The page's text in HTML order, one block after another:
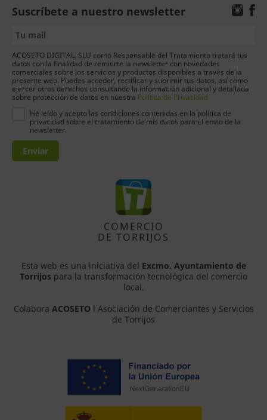
Suscríbete a nuestro newsletter
ACOSETO DIGITAL, SLU como Responsable del Tratamiento tratará tus
datos con la finalidad de remitirte la newsletter con novedades
comerciales sobre los servicios y productos disponibles a través de la
presente web. Puedes acceder, rectificar y suprimir tus datos, así como
ejercer otros derechos consultando la información adicional y detallada
sobre protección de datos en nuestra Política de Privacidad
He leído y acepto las condiciones contenidas en la política de
privacidad sobre el tratamiento de mis datos para el envío de la
newsletter.
Enviar
COMERCIO
DE TORRIJOS
Esta web es una iniciativa del Excmo. Ayuntamiento de
Torrijos para la transformación tecnológica del comercio
local.
Colabora ACOSETO l Asociación de Comerciantes y Servicios
de Torrijos